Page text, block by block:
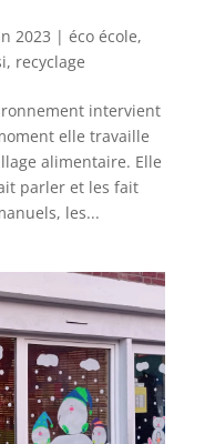
2023 | éco école,
, recyclage
intervient
elle travaille
alimentaire. Elle
parler et les fait
les...